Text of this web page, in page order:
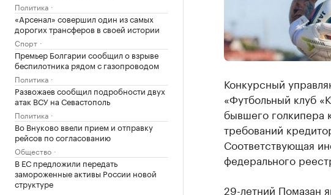
Политика
«Арсенал» совершил один из самых
дорогих трансферов в своей истории
Спорт
Премьер Болгарии сообщил о взрыве
беспилотника рядом с газопроводом
Политика
Развожаев сообщил подробности двух
атак ВСУ на Севастополь
Политика
Во Внуково ввели прием и отправку
рейсов по согласованию
Общество
В ЕС предложили передать
замороженные активы России новой
структуре
Конкурсный
«Футбольный клуб
бывшего голкипера
требований
Соответствующая
федерального
29-летний Помазан